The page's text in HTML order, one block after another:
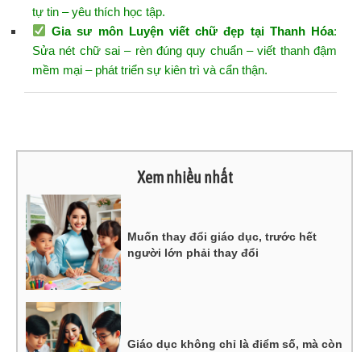
tự tin – yêu thích học tập.
Gia sư môn Luyện viết chữ đẹp tại Thanh Hóa:
Sửa nét chữ sai – rèn đúng quy chuẩn – viết thanh đậm
mềm mại – phát triển sự kiên trì và cẩn thận.
Xem nhiều nhất
Muốn thay đổi giáo dục, trước hết
người lớn phải thay đổi
Giáo dục không chỉ là điểm số, mà còn